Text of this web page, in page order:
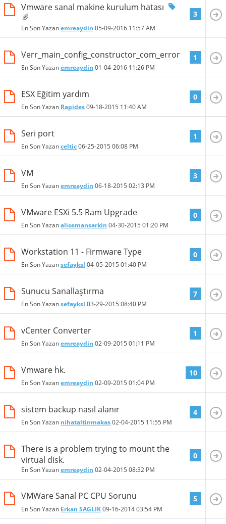
Vmware sanal makine kurulum hatası
En Son Yazanemreaydin 05-09-2016 11:57 AM
3
Verr_main_config_constructor_com_error
En Son Yazanemreaydin 01-04-2016 11:26 PM
1
ESX Eğitim yardım
En Son Yazan Rapides09-18-2015 11:40 AM
0
Seri port
En Son Yazanceltic06-25-2015 06:08 PM
1
VM
En Son Yazanemreaydin 06-18-2015 02:13 PM
3
VMware ESXi 5.5 Ram Upgrade
En Son Yazanaliosmansarkin 04-30-2015 01:20 PM
0
Workstation 11 - Firmware Type
En Son Yazansefayksl 04-05-2015 01:40 PM
0
Sunucu Sanallaştırma
En Son Yazansefayksl 03-29-2015 08:40 PM
7
vCenter Converter
En Son Yazanemreaydin 02-09-2015 01:11 PM
1
Vmware hk.
En Son Yazanemreaydin 02-09-2015 01:04 PM
10
sistem backup nasıl alanır
En Son Yazan nihataltinmakas02-04-2015 11:55 PM
4
There is a problem trying to mount the
virtual disk.
En Son Yazanemreaydin 02-04-2015 08:32 PM
0
VMWare Sanal PC CPU Sorunu
En Son Yazan Erkan SAGLIK09-16-201403:54 PM
5